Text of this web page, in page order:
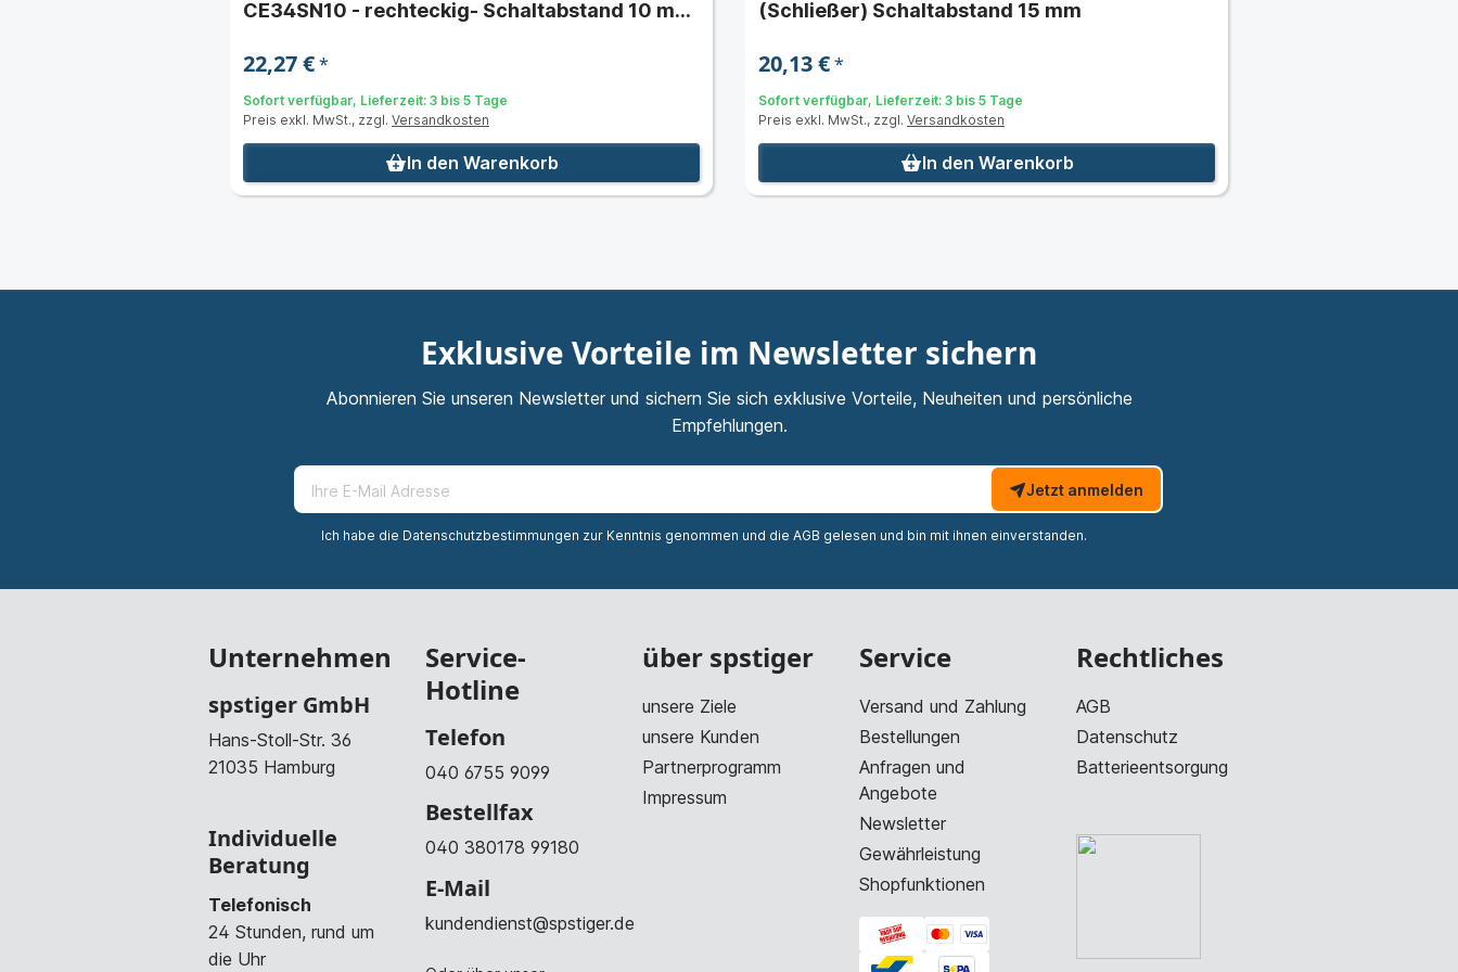
CE34SN10 - rechteckig- Schaltabstand 10 mm
22,27 €*
Sofort verfügbar, Lieferzeit: 3 bis 5 Tage
Preis exkl. MwSt., zzgl. Versandkosten
In den Warenkorb
(Schließer) Schaltabstand 15 mm
20,13 €*
Sofort verfügbar, Lieferzeit: 3 bis 5 Tage
Preis exkl. MwSt., zzgl. Versandkosten
In den Warenkorb
Exklusive Vorteile im Newsletter sichern
Abonnieren Sie unseren Newsletter und sichern Sie sich exklusive Vorteile, Neuheiten und persönliche
Empfehlungen.
Jetzt anmelden
Ich habe die Datenschutzbestimmungen zur Kenntnis genommen und die AGB gelesen und bin mit ihnen einverstanden.
Unternehmen
spstiger GmbH
Hans-Stoll-Str. 36
21035 Hamburg
Individuelle
Beratung
Telefonisch
24 Stunden, rund um
die Uhr
Service-
Hotline
Telefon
040 6755 9099
Bestellfax
040 380178 99180
E-Mail
kundendienst@spstiger.de
über spstiger
unsere Ziele
unsere Kunden
Partnerprogramm
Impressum
Service
Versand und Zahlung
Bestellungen
Anfragen und
Angebote
Newsletter
Gewährleistung
Shopfunktionen
Rechtliches
AGB
Datenschutz
Batterieentsorgung